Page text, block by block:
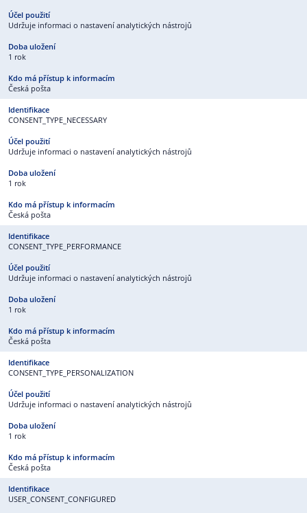
Udržuje informaci o nastavení analytických nástrojů
1 rok
Česká pošta
CONSENT_TYPE_NECESSARY
Udržuje informaci o nastavení analytických nástrojů
1 rok
Česká pošta
CONSENT_TYPE_PERFORMANCE
Udržuje informaci o nastavení analytických nástrojů
1 rok
Česká pošta
CONSENT_TYPE_PERSONALIZATION
Udržuje informaci o nastavení analytických nástrojů
1 rok
Česká pošta
USER_CONSENT_CONFIGURED